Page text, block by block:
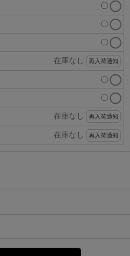
〇
〇
〇
在庫なし 再入荷通知
〇
〇
在庫なし 再入荷通知
在庫なし 再入荷通知